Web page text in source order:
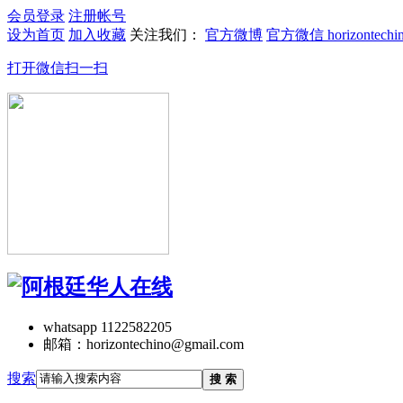
会员登录 注册帐号
设为首页 加入收藏 关注我们： 官方微博 官方微信
打开微信扫一扫
whatsapp 1122582205
邮箱：horizontechino@gmail.com
搜索 搜 索